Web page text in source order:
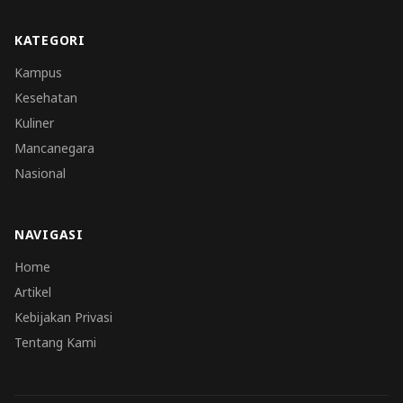
KATEGORI
Kampus
Kesehatan
Kuliner
Mancanegara
Nasional
NAVIGASI
Home
Artikel
Kebijakan Privasi
Tentang Kami